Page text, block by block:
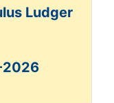
Ludger
2026